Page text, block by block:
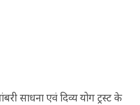
साधना एवं दिव्य योग ट्रस्ट के